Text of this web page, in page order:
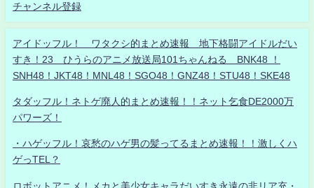
チャンネル登録
アイドッフル！ ワタクシ的まとめ速報 地下格闘アイドルだい
すき！23 ひうらのアニメ放送局101ちゃんねる BNK48 ！
SNH48！JKT48！MNL48！SGO48！GNZ48！STU48！SKE48
タダッフル！ネトゲ廃人的まとめ速報！！ネット乞食DE2000万
パワーズ！
・ハゲッフル！哀愁のハゲ男の髪ってるまとめ速報！！激しくハ
ゲっTEL？
ロボットアニメ！メカと美少女キャラだいすき永遠の非リア充・